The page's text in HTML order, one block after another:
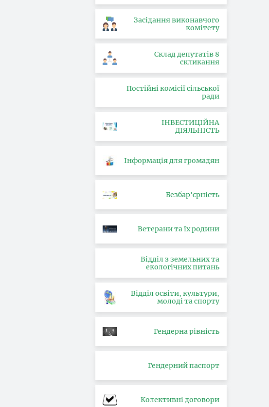
Засідання виконавчого
комітету
Склад депутатів 8
скликання
Постійні комісії сільської
ради
ІНВЕСТИЦІЙНА
ДІЯЛЬНІСТЬ
Інформація для громадян
Безбар'єрність
Ветерани та їх родини
Відділ з земельних та
екологічних питань
Відділ освіти, культури,
молоді та спорту
Гендерна рівність
Гендерний паспорт
Колективні договори